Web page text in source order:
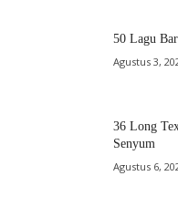
50 Lagu
Agustus 3,
36 Long
Senyum
Agustus 6,